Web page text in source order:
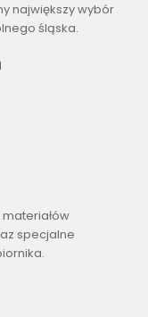
największy wybór
śląska.
specjalne